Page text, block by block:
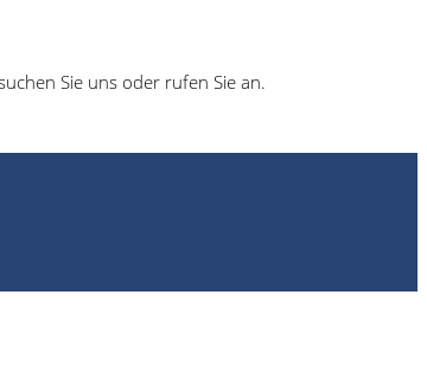
Sie uns oder rufen Sie an.